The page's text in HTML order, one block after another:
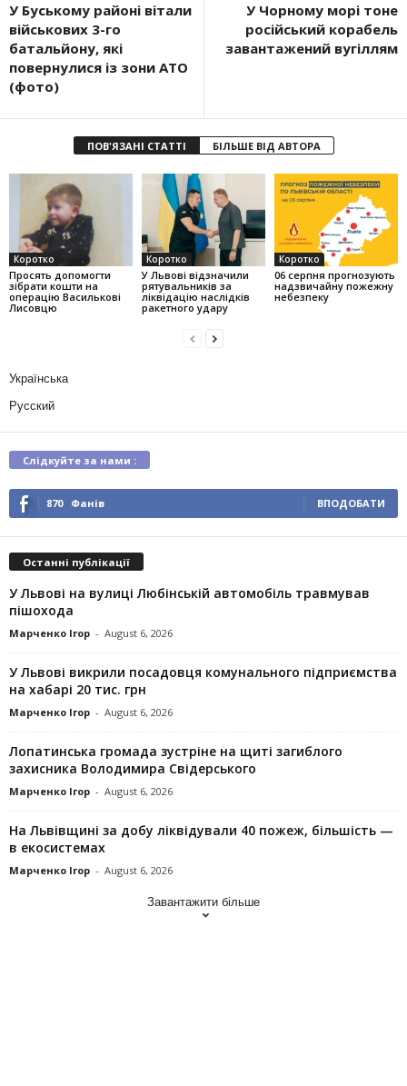
У Буському районі вітали
військових 3-го
батальйону, які
повернулися із зони АТО
(фото)
У Чорному морі тоне
російський корабель
завантажений вугіллям
ПОВ'ЯЗАНІ СТАТТІ БІЛЬШЕ ВІД АВТОРА
Коротко
Просять допомогти
зібрати кошти на
операцію Василькові
Лисовцю
Коротко
У Львові відзначили
рятувальників за
ліквідацію наслідків
ракетного удару
Коротко
06 серпня прогнозують
надзвичайну пожежну
небезпеку
Українська
Русский
Слідкуйте за нами :
870 Фанів ВПОДОБАТИ
Останні публікації
У Львові на вулиці Любінській автомобіль травмував
пішохода
Марченко Ігор - August 6, 2026
У Львові викрили посадовця комунального підприємства
на хабарі 20 тис. грн
Марченко Ігор - August 6, 2026
Лопатинська громада зустріне на щиті загиблого
захисника Володимира Свідерського
Марченко Ігор - August 6, 2026
На Львівщині за добу ліквідували 40 пожеж, більшість —
в екосистемах
Марченко Ігор - August 6, 2026
Завантажити більше